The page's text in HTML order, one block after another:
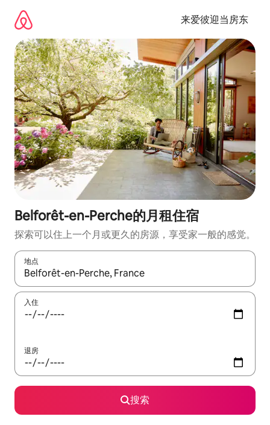
来爱彼迎当房东
Belforêt-en-Perche的月租住宿
探索可以住上一个月或更久的房源，享受家一般的感觉。
地点
如有搜索结果，请使用上下方向键查看，或通过点击或滑动手势
入住
退房
搜索